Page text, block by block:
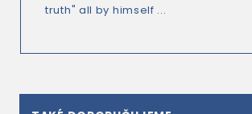
truth" all by himself ...